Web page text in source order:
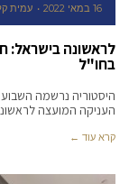
16 במאי 2022 עמית
לראשונה בישראל:
בחו"ל
‏‏היסטוריה נרשמה
העניקה המועצה
קרא עוד ←